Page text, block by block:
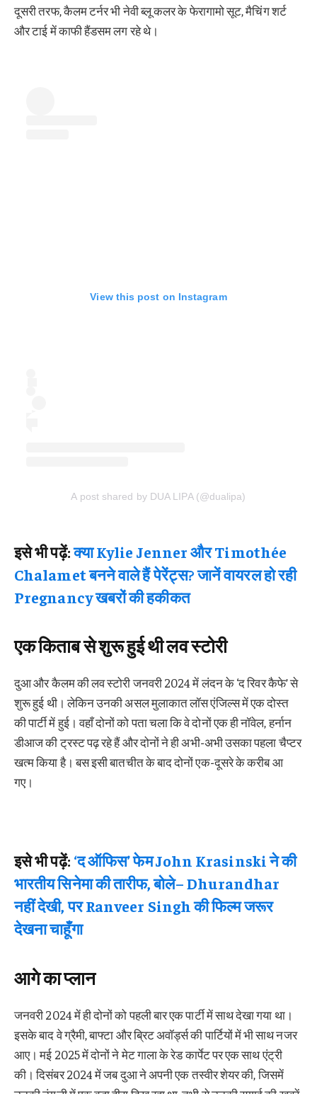
दूसरी तरफ, कैलम टर्नर भी नेवी ब्लू कलर के फेरागामो सूट, मैचिंग शर्ट
और टाई में काफी हैंडसम लग रहे थे।
View this post on Instagram
A post shared by DUA LIPA (@dualipa)
इसे भी पढ़ें:क्या Kylie Jenner और Timothée
Chalamet बनने वाले हैं पेरेंट्स? जानें वायरल हो रही
Pregnancy खबरों की हकीकत
एक किताब से शुरू हुई थी लव स्टोरी
दुआ और कैलम की लव स्टोरी जनवरी 2024 में लंदन के ‘द रिवर कैफे’ से
शुरू हुई थी। लेकिन उनकी असल मुलाकात लॉस एंजिल्स में एक दोस्त
की पार्टी में हुई। वहाँ दोनों को पता चला कि वे दोनों एक ही नॉवेल, हर्नान
डीआज की ट्रस्ट पढ़ रहे हैं और दोनों ने ही अभी-अभी उसका पहला चैप्टर
खत्म किया है। बस इसी बातचीत के बाद दोनों एक-दूसरे के करीब आ
गए।
इसे भी पढ़ें: ‘द ऑफिस’ फेम John Krasinski ने की
भारतीय सिनेमा की तारीफ, बोले– Dhurandhar
नहीं देखी, पर Ranveer Singh की फिल्म जरूर
देखना चाहूँगा
आगे का प्लान
जनवरी 2024 में ही दोनों को पहली बार एक पार्टी में साथ देखा गया था।
इसके बाद वे ग्रैमी, बाफ्टा और ब्रिट अवॉर्ड्स की पार्टियों में भी साथ नजर
आए। मई 2025 में दोनों ने मेट गाला के रेड कार्पेट पर एक साथ एंट्री
की। दिसंबर 2024 में जब दुआ ने अपनी एक तस्वीर शेयर की, जिसमें